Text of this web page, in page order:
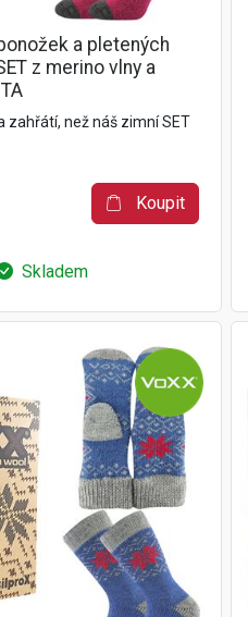
a pletených
z merino vlny a
zahřátí, než náš zimní SET
Koupit
Skladem